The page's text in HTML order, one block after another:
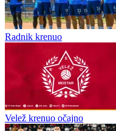
Radnik doveo hrvatskog
Radnik iz Bijeljine počeo je
prelaznom roku, a prve
Semberci su prvo
dolazi...